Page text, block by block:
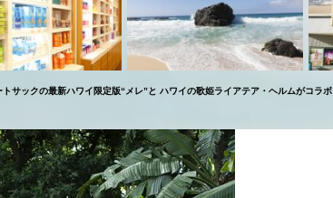
トサックの最新ハワイ限定版“メレ”と ハワイの歌姫ライアテア・ヘルムがコラボ